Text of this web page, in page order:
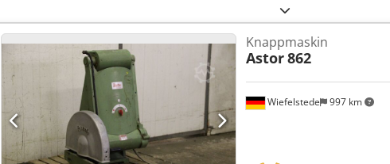
Wiefelstede 997 km
Knappmaskin
Astor862